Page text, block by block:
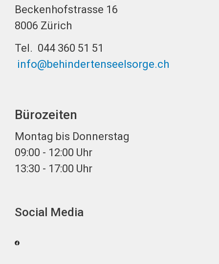
Beckenhofstrasse 16
8006 Zürich
Tel. 044 360 51 51
info@behindertenseelsorge.ch
Bürozeiten
Montag bis Donnerstag
09:00 - 12:00 Uhr
13:30 - 17:00 Uhr
Social Media